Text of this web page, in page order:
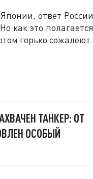
ответ России
как это полагается
горько сожалеют.
ТАНКЕР: ОТ
ОСОБЫЙ